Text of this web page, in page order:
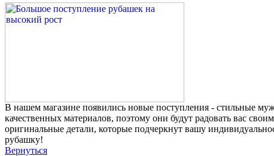
В нашем магазине появились новые поступления - стильные
качественных материалов, поэтому они будут радовать вас
оригинальные детали, которые подчеркнут вашу
рубашку!
Вернуться